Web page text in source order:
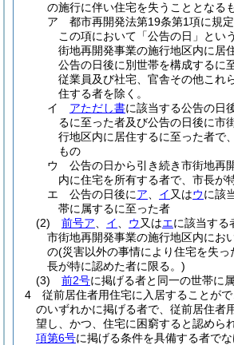
の施行に伴い住宅を失うこととなる
ア
都市再開発法第19条第1項に規
この項において「公告の日」とい
街地再開発事業の施行地区内に居
公告の日後に別世帯を構成するに
従業員及び社宅、官舎その他これ
住する者を除く。
イ
アただし書に該当する公告の日
るに至った者及び公告の日後に市
行地区内に居住するに至った者で
もの
ウ
公告の日から引き続き市街地再
内に住宅を所有する者で、市長が
エ
公告の日後にア イ 又はウに該
帯に属するに至った者
(2)
前号ア イ ウ 又はエに該当する
市街地再開発事業の施行地区内にお
の(災害以外の事情により住宅を失
長が特に認めた者に限る。)
(3)
前2号に掲げる者と同一の世帯に
4
従前居住者用住宅に入居することがで
のいずれかに掲げる者で、従前居住者
望し、かつ、住宅に困窮すると認めら
項第6号に掲げる条件を具備する者でな